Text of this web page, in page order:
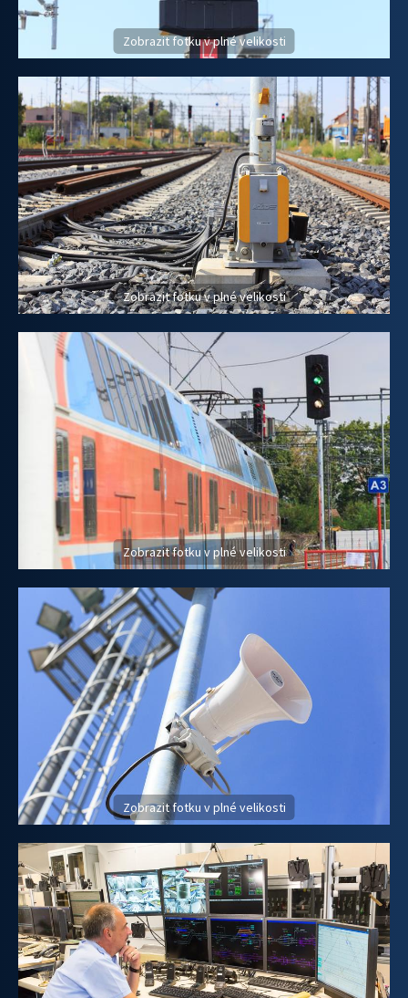
Zobrazit fotku v plné velikosti
Zobrazit fotku v plné velikosti
Zobrazit fotku v plné velikosti
Zobrazit fotku v plné velikosti